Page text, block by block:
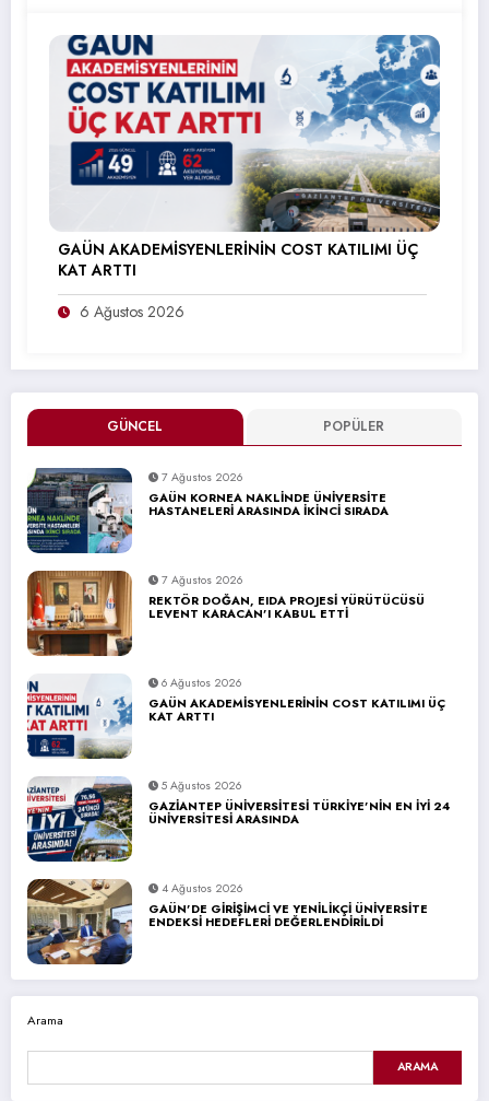
GÜNCEL POPÜLER
7 Ağustos 2026
GAÜN KORNEA NAKLİNDE ÜNİVERSİTE
HASTANELERİ ARASINDA İKİNCİ SIRADA
7 Ağustos 2026
REKTÖR DOĞAN, EIDA PROJESİ YÜRÜTÜCÜSÜ
LEVENT KARACAN’I KABUL ETTİ
6 Ağustos 2026
GAÜN AKADEMİSYENLERİNİN COST KATILIMI ÜÇ
KAT ARTTI
5 Ağustos 2026
GAZİANTEP ÜNİVERSİTESİ TÜRKİYE’NİN EN İYİ 24
ÜNİVERSİTESİ ARASINDA
4 Ağustos 2026
GAÜN’DE GİRİŞİMCİ VE YENİLİKÇİ ÜNİVERSİTE
ENDEKSİ HEDEFLERİ DEĞERLENDİRİLDİ
Arama
ARAMA
GAÜN AKADEMİSYENLERİNİN COST KATILIMI ÜÇ
KAT ARTTI
6 Ağustos 2026